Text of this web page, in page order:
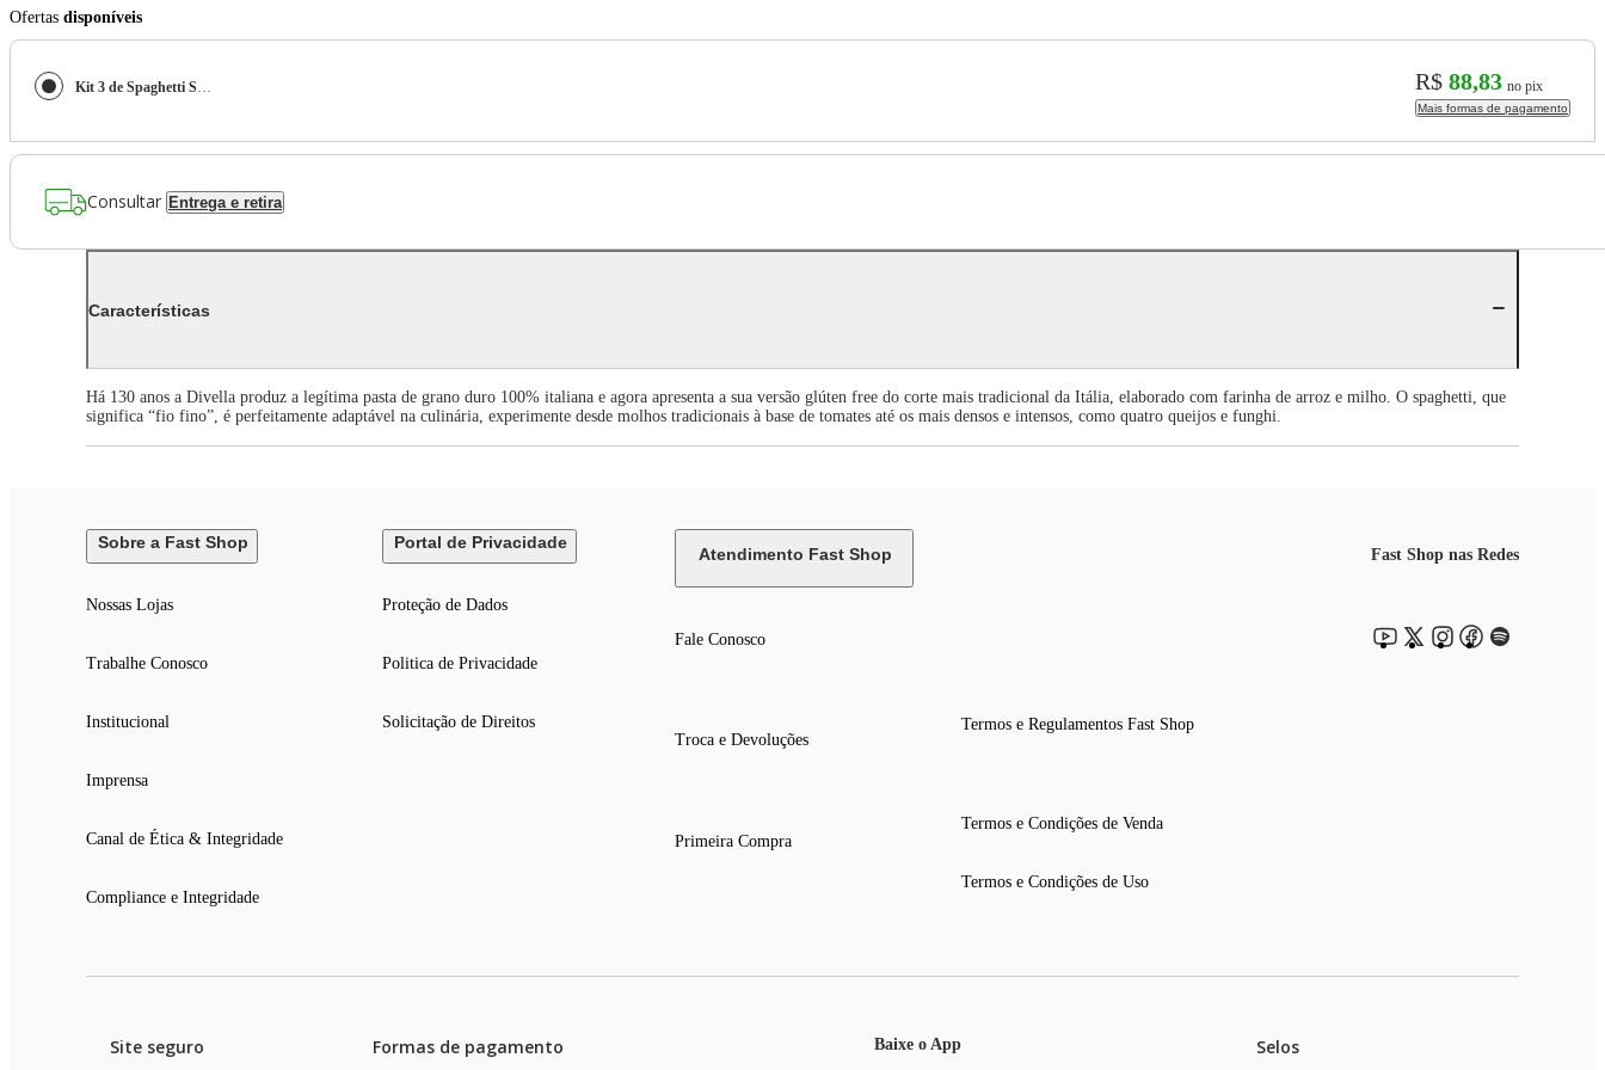
Ofertas disponíveis
Kit 3 de Spaghetti Sem Glúten Italiano 400G Divella R$ 88,83 no pix
Mais formas de pagamento
Consultar Entrega e retira
Características
Há 130 anos a Divella produz a legítima pasta de grano duro 100% italiana e agora apresenta a sua versão glúten free do corte mais tradicional da Itália, elaborado com farinha de arroz e milho. O spaghetti, que
significa “fio fino”, é perfeitamente adaptável na culinária, experimente desde molhos tradicionais à base de tomates até os mais densos e intensos, como quatro queijos e funghi.
Sobre a Fast Shop
Nossas Lojas
Trabalhe Conosco
Institucional
Imprensa
Canal de Ética & Integridade
Compliance e Integridade
Portal de Privacidade
Proteção de Dados
Politica de Privacidade
Solicitação de Direitos
Atendimento Fast Shop
Fale Conosco
Troca e Devoluções
Primeira Compra
Termos e Regulamentos Fast Shop
Termos e Condições de Venda
Termos e Condições de Uso
Fast Shop nas Redes
Site seguro Formas de pagamento Baixe o App Selos